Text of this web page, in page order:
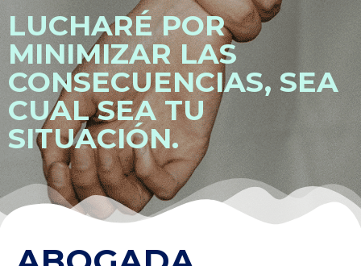
LUCHARÉ POR
MINIMIZAR LAS
CONSECUENCIAS, SEA
CUAL SEA TU
SITUACIÓN.